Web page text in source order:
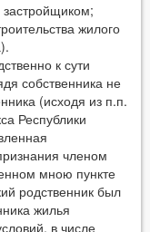
жилого
к сути
собственника не
(исходя из п.п.
Республики
членом
мною пункте
родственник был
жилья
в числе